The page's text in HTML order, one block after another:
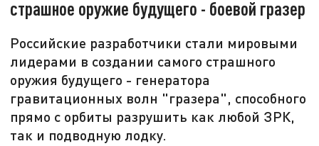
страшное оружие будущего - боевой гразер
Российские разработчики стали мировыми
лидерами в создании самого страшного
оружия будущего - генератора
гравитационных волн "гразера", способного
прямо с орбиты разрушить как любой ЗРК,
так и подводную лодку.